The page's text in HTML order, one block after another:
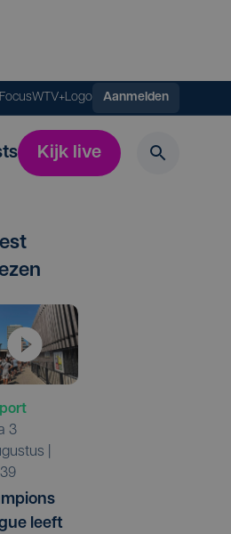
FocusWTV+Logo Aanmelden
Kijk live
|
leeft